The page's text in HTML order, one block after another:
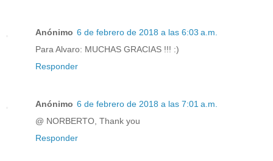
Anónimo 6 de febrero de 2018 a las 6:03 a.m.
Para Alvaro: MUCHAS GRACIAS !!! :)
Responder
Anónimo 6 de febrero de 2018 a las 7:01 a.m.
@ NORBERTO, Thank you
Responder